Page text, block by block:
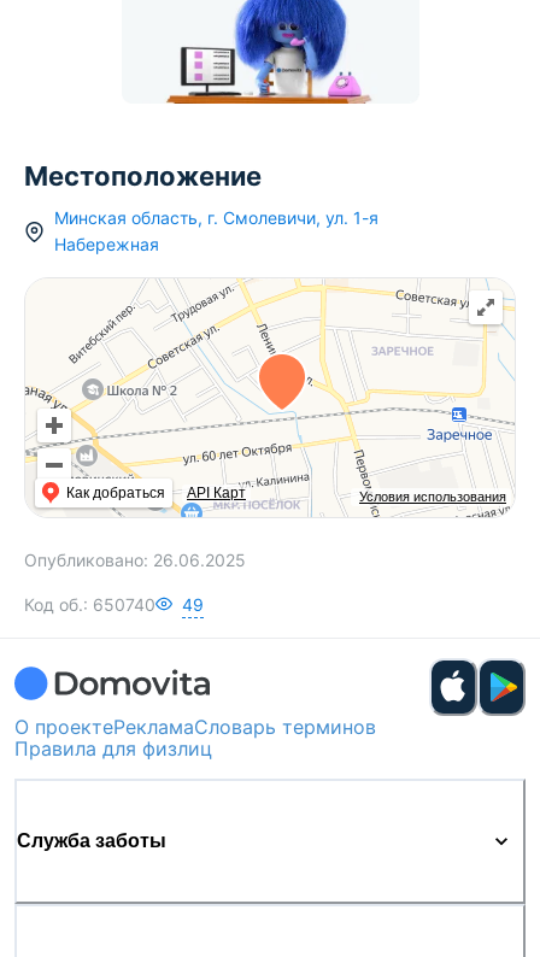
Местоположение
Минская область, г. Смолевичи, ул. 1-я
Набережная
Условия использования
Как добраться API Карт
Опубликовано: 26.06.2025
Код об.: 650740 49
О проектеРекламаСловарь терминов
Правила для физлиц
Служба заботы